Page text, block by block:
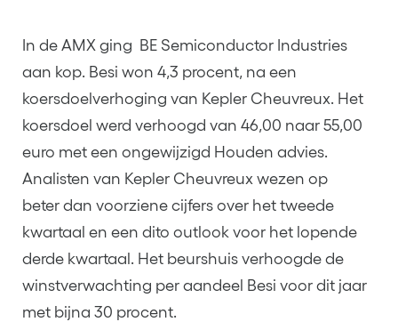
In de AMX ging BE Semiconductor Industries
aan kop. Besi won 4,3 procent, na een
koersdoelverhoging van Kepler Cheuvreux. Het
koersdoel werd verhoogd van 46,00 naar 55,00
euro met een ongewijzigd Houden advies.
Analisten van Kepler Cheuvreux wezen op
beter dan voorziene cijfers over het tweede
kwartaal en een dito outlook voor het lopende
derde kwartaal. Het beurshuis verhoogde de
winstverwachting per aandeel Besi voor dit jaar
met bijna 30 procent.